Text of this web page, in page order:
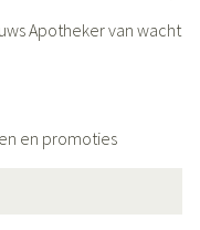
Apotheker van wacht
en promoties